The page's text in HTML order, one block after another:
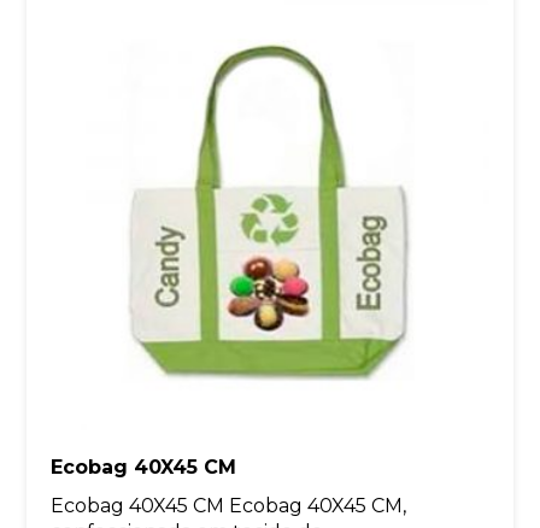
Ecobag 40X45 CM
Ecobag 40X45 CM Ecobag 40X45 CM,